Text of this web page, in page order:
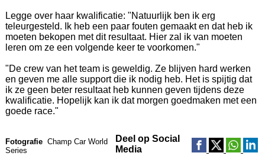
Legge over haar kwalificatie: "Natuurlijk ben ik erg
teleurgesteld. Ik heb een paar fouten gemaakt en dat heb ik
moeten bekopen met dit resultaat. Hier zal ik van moeten
leren om ze een volgende keer te voorkomen."
"De crew van het team is geweldig. Ze blijven hard werken
en geven me alle support die ik nodig heb. Het is spijtig dat
ik ze geen beter resultaat heb kunnen geven tijdens deze
kwalificatie. Hopelijk kan ik dat morgen goedmaken met een
goede race."
Fotografie Champ Car World
Series
Deel op Social
Media